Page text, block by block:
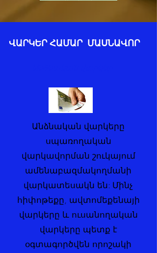
ՎԱՐԿԵՐ ՀԱՄԱՐ ՄԱՍՆԱՎՈՐ
Անձնական վարկերը
սպառողական
վարկավորման շուկայում
ամենաբազմակողմանի
վարկատեսակն են: Մինչ
հիփոթեքը, ավտոմեքենայի
վարկերը և ուսանողական
վարկերը պետք է
օգտագործվեն որոշակի